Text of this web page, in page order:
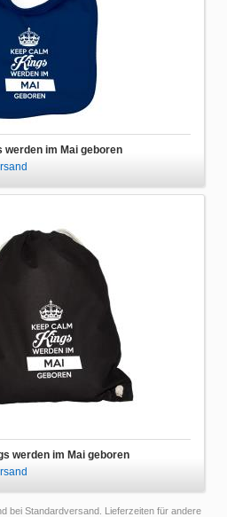
werden im Mai geboren
werden im Mai geboren
bei Standardversand. Lieferzeiten für andere